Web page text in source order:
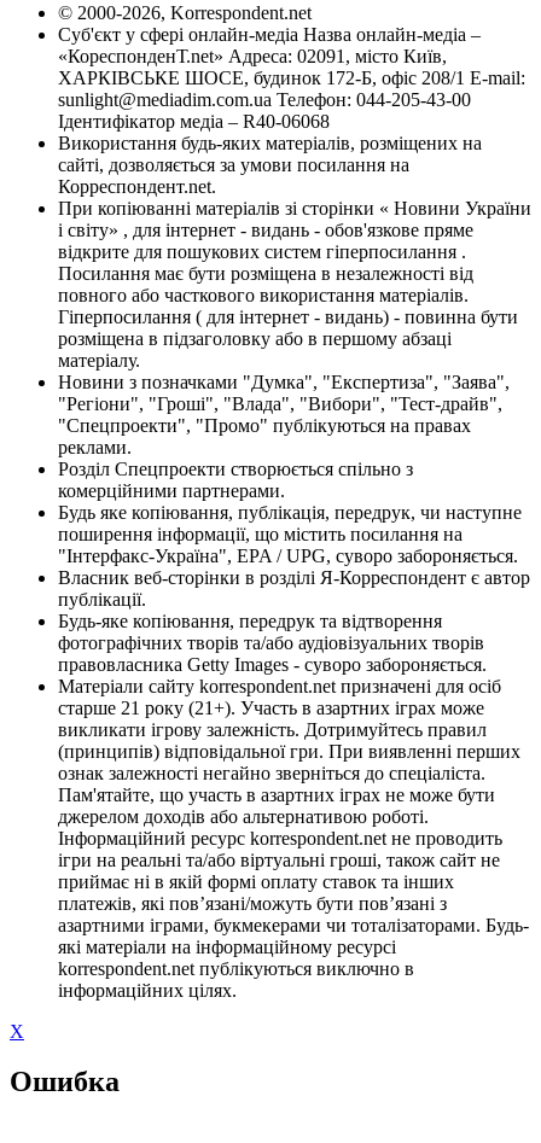
© 2000-2026, Korrespondent.net
Суб'єкт у сфері онлайн-медіа Назва онлайн-медіа –
«КореспонденТ.net» Адреса: 02091, місто Київ,
ХАРКІВСЬКЕ ШОСЕ, будинок 172-Б, офіс 208/1 E-mail:
sunlight@mediadim.com.ua Телефон: 044-205-43-00
Ідентифікатор медіа – R40-06068
Використання будь-яких матеріалів, розміщених на
сайті, дозволяється за умови посилання на
Корреспондент.net.
При копіюванні матеріалів зі сторінки « Новини України
і світу» , для інтернет - видань - обов'язкове пряме
відкрите для пошукових систем гіперпосилання .
Посилання має бути розміщена в незалежності від
повного або часткового використання матеріалів.
Гіперпосилання ( для інтернет - видань) - повинна бути
розміщена в підзаголовку або в першому абзаці
матеріалу.
Новини з позначками "Думка", "Експертиза", "Заява",
"Регіони", "Гроші", "Влада", "Вибори", "Тест-драйв",
"Спецпроекти", "Промо" публікуються на правах
реклами.
Розділ Спецпроекти створюється спільно з
комерційними партнерами.
Будь яке копіювання, публікація, передрук, чи наступне
поширення інформації, що містить посилання на
"Інтерфакс-Україна", EPA / UPG, суворо забороняється.
Власник веб-сторінки в розділі Я-Корреспондент є автор
публікації.
Будь-яке копіювання, передрук та відтворення
фотографічних творів та/або аудіовізуальних творів
правовласника Getty Images - суворо забороняється.
Матеріали сайту korrespondent.net призначені для осіб
старше 21 року (21+). Участь в азартних іграх може
викликати ігрову залежність. Дотримуйтесь правил
(принципів) відповідальної гри. При виявленні перших
ознак залежності негайно зверніться до спеціаліста.
Пам'ятайте, що участь в азартних іграх не може бути
джерелом доходів або альтернативою роботі.
Інформаційний ресурс korrespondent.net не проводить
ігри на реальні та/або віртуальні гроші, також сайт не
приймає ні в якій формі оплату ставок та інших
платежів, які пов’язані/можуть бути пов’язані з
азартними іграми, букмекерами чи тоталізаторами. Будь-
які матеріали на інформаційному ресурсі
korrespondent.net публікуються виключно в
інформаційних цілях.
X
Ошибка